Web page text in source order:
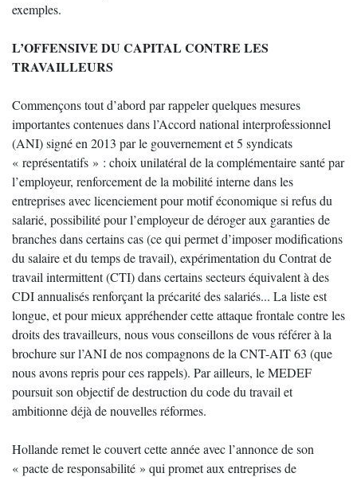
exemples.
L’OFFENSIVE DU CAPITAL CONTRE LES
TRAVAILLEURS
Commençons tout d’abord par rappeler quelques mesures
importantes contenues dans l’Accord national interprofessionnel
(ANI) signé en 2013 par le gouvernement et 5 syndicats
« représentatifs » : choix unilatéral de la complémentaire santé par
l’employeur, renforcement de la mobilité interne dans les
entreprises avec licenciement pour motif économique si refus du
salarié, possibilité pour l’employeur de déroger aux garanties de
branches dans certains cas (ce qui permet d’imposer modifications
du salaire et du temps de travail), expérimentation du Contrat de
travail intermittent (CTI) dans certains secteurs équivalent à des
CDI annualisés renforçant la précarité des salariés... La liste est
longue, et pour mieux appréhender cette attaque frontale contre les
droits des travailleurs, nous vous conseillons de vous référer à la
brochure sur l’ANI de nos compagnons de la CNT-AIT 63 (que
nous avons repris pour ces rappels). Par ailleurs, le MEDEF
poursuit son objectif de destruction du code du travail et
ambitionne déjà de nouvelles réformes.
Hollande remet le couvert cette année avec l’annonce de son
« pacte de responsabilité » qui promet aux entreprises de